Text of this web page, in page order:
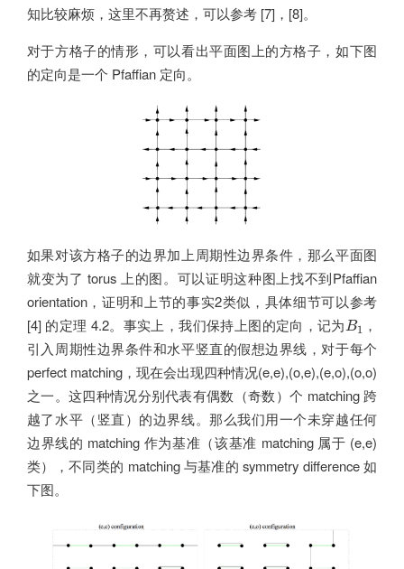
知比较麻烦，这里不再赘述，可以参考 [7]，[8]。
对于方格子的情形，可以看出平面图上的方格子，如下图
的定向是一个 Pfaffian 定向。
如果对该方格子的边界加上周期性边界条件，那么平面图
就变为了 torus 上的图。可以证明这种图上找不到Pfaffian
orientation，证明和上节的事实2类似，具体细节可以参考
[4] 的定理 4.2。事实上，我们保持上图的定向，记为B1
B1 ，
引入周期性边界条件和水平竖直的假想边界线，对于每个
perfect matching，现在会出现四种情况(e,e),(o,e),(e,o),(o,o)
之一。这四种情况分别代表有偶数（奇数）个 matching 跨
越了水平（竖直）的边界线。那么我们用一个未穿越任何
边界线的 matching 作为基准（该基准 matching 属于 (e,e)
类），不同类的 matching 与基准的 symmetry difference 如
下图。